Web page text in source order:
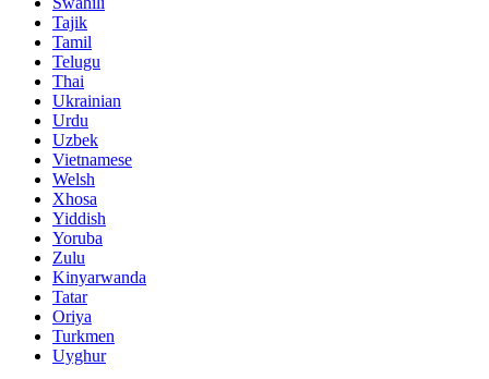
Tajik
Tamil
Telugu
Thai
Ukrainian
Urdu
Uzbek
Vietnamese
Welsh
Xhosa
Yiddish
Yoruba
Zulu
Kinyarwanda
Tatar
Oriya
Turkmen
Uyghur